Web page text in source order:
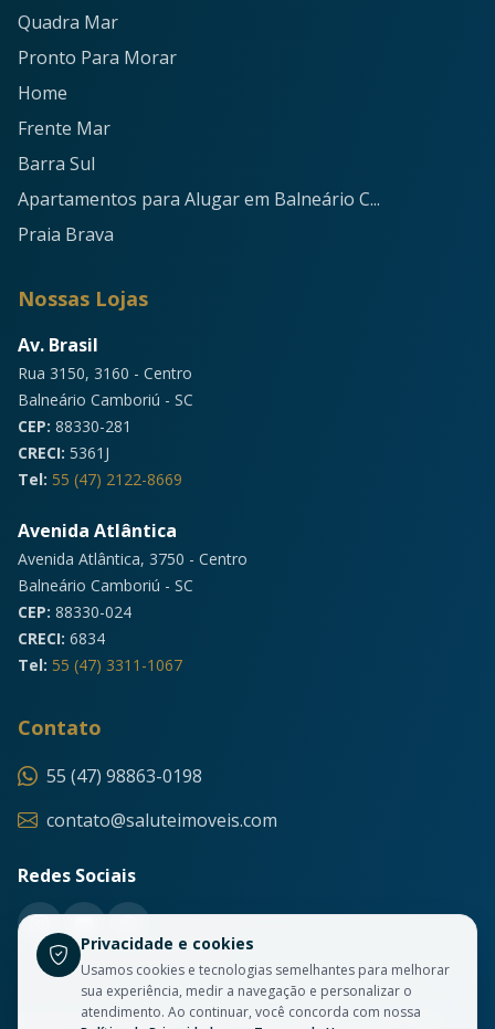
Quadra Mar
Pronto Para Morar
Home
Frente Mar
Barra Sul
Apartamentos para Alugar em Balneário C...
Praia Brava
Nossas Lojas
Av. Brasil
Rua 3150, 3160 - Centro
Balneário Camboriú - SC
CEP: 88330-281
CRECI: 5361J
Tel: 55 (47) 2122-8669
Avenida Atlântica
Avenida Atlântica, 3750 - Centro
Balneário Camboriú - SC
CEP: 88330-024
CRECI: 6834
Tel: 55 (47) 3311-1067
Contato
55 (47) 98863-0198
contato@saluteimoveis.com
Redes Sociais
© 2026 Salute Imóveis. Todos os direitos reservados. CRECI
Privacidade e cookies
Usamos cookies e tecnologias semelhantes para melhorar
sua experiência, medir a navegação e personalizar o
atendimento. Ao continuar, você concorda com nossa